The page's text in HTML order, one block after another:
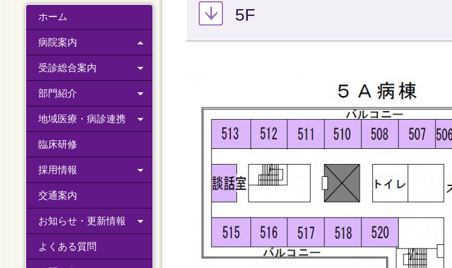
ホーム
病院案内
受診総合案内
部門紹介
地域医療・病診連携
臨床研修
採用情報
交通案内
お知らせ・更新情報
よくある質問
5F